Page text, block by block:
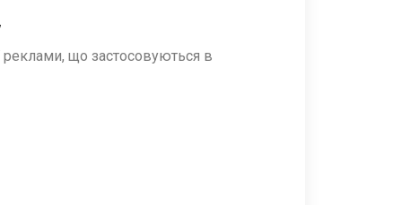
що застосовуються в